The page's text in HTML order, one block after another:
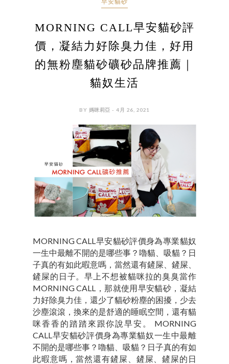
MORNING CALL早安貓砂評
價，凝結力好除臭力佳，好用
的無粉塵貓砂礦砂品牌推薦｜
貓奴生活
BY 媽咪莉亞 - 4月 26, 2021
MORNING CALL早安貓砂評價身為專業貓奴
一生中最離不開的是哪些事？嚕貓、吸貓？日
子真的有如此暇意嗎，當然還有鏟屎、鏟屎、
鏟屎的日子。早上不想被貓咪拉的臭臭當作
MORNING CALL，那就使用早安貓砂，凝結
力好除臭力佳，還少了貓砂粉塵的困擾，少去
沙塵滾滾，換來的是舒適的睡眠空間，還有貓
咪香香的踏踏來跟你說早安。 MORNING
CALL早安貓砂評價身為專業貓奴一生中最離
不開的是哪些事？嚕貓、吸貓？日子真的有如
此暇意嗎，當然還有鏟屎、鏟屎、鏟屎的日